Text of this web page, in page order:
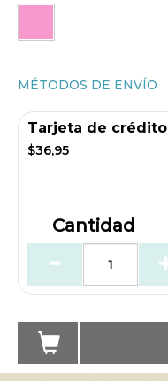
MÉTODOS DE ENVÍO
Tarjeta de crédito
$36,95
Cantidad